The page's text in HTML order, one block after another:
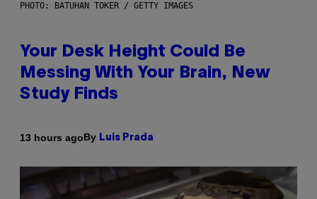
PHOTO: BATUHAN TOKER / GETTY IMAGES
Your Desk Height Could Be
Messing With Your Brain, New
Study Finds
13 hours agoBy Luis Prada